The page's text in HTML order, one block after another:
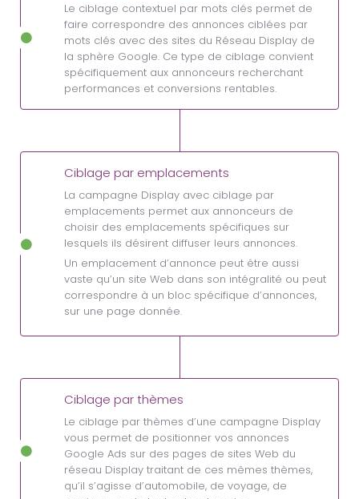
Le ciblage contextuel par mots clés permet de
faire correspondre des annonces ciblées par
mots clés avec des sites du Réseau Display de
la sphère Google. Ce type de ciblage convient
spécifiquement aux annonceurs recherchant
performances et conversions rentables.
Ciblage par emplacements
La campagne Display avec ciblage par
emplacements permet aux annonceurs de
choisir des emplacements spécifiques sur
lesquels ils désirent diffuser leurs annonces.
Un emplacement d’annonce peut être aussi
vaste qu’un site Web dans son intégralité ou peut
correspondre à un bloc spécifique d’annonces,
sur une page donnée.
Ciblage par thèmes
Le ciblage par thèmes d’une campagne Display
vous permet de positionner vos annonces
Google Ads sur des pages de sites Web du
réseau Display traitant de ces mêmes thèmes,
qu’il s’agisse d’automobile, de voyage, de